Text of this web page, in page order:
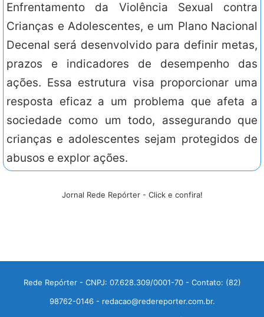
Enfrentamento da Violência Sexual contra
Crianças e Adolescentes, e um Plano Nacional
Decenal será desenvolvido para definir metas,
prazos e indicadores de desempenho das
ações. Essa estrutura visa proporcionar uma
resposta eficaz a um problema que afeta a
sociedade como um todo, assegurando que
crianças e adolescentes sejam protegidos de
abusos e explor ações.
Jornal Rede Repórter - Click e confira!
Rede Repórter - CNPJ: 07.628.309/0001-70 - Contato: (82)
98762-0146 - redacao@redereporter.com.br.